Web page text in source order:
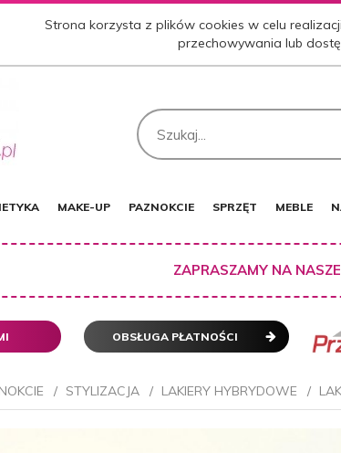
Strona korzysta z plików cookies w celu
przechowywania lub
MAKE-UP PAZNOKCIE SPRZĘT MEBLE
ZAPRASZAMY NA
OBSŁUGA PŁATNOŚCI
STYLIZACJA LAKIERY HYBRYDOWE